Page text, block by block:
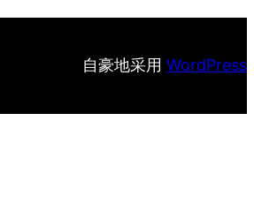
自豪地采用 WordPress